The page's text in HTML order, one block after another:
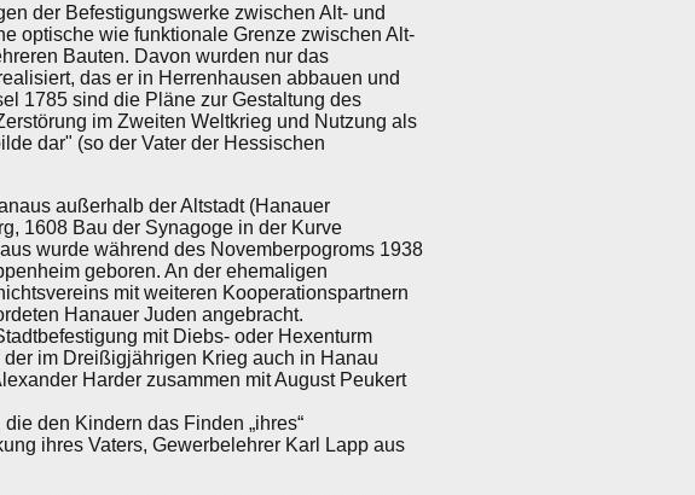
der Befestigungswerke zwischen Alt- und
optische wie funktionale Grenze zwischen Alt-
Bauten. Davon wurden nur das
das er in Herrenhausen abbauen und
1785 sind die Pläne zur Gestaltung des
im Zweiten Weltkrieg und Nutzung als
dar" (so der Vater der Hessischen
außerhalb der Altstadt (Hanauer
1608 Bau der Synagoge in der Kurve
wurde während des Novemberpogroms 1938
geboren. An der ehemaligen
mit weiteren Kooperationspartnern
Hanauer Juden angebracht.
mit Diebs- oder Hexenturm
im Dreißigjährigen Krieg auch in Hanau
Harder zusammen mit August Peukert
den Kindern das Finden „ihres“
ihres Vaters, Gewerbelehrer Karl Lapp aus